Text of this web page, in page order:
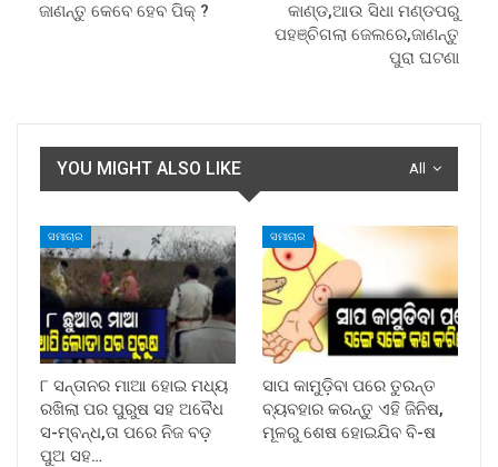
ଜାଣନ୍ତୁ କେବେ ହେବ ପିକ୍ ?
କାଣ୍ଡ,ଆଉ ସିଧା ମଣ୍ଡପରୁ
ପହଞ୍ଚିଗଲା ଜେଲରେ,ଜାଣନ୍ତୁ
ପୁରା ଘଟଣା
All
YOU MIGHT ALSO LIKE
ସମାଚାର
୮ ସନ୍ତାନର ମାଆ ହୋଇ ମଧ୍ୟ
ରଖିଲା ପର ପୁରୁଷ ସହ ଅବୈଧ
ସ-ମ୍ବନ୍ଧ,ତା ପରେ ନିଜ ବଡ଼
ପୁଅ ସହ…
ସମାଚାର
ସାପ କାମୁଡ଼ିବା ପରେ ତୁରନ୍ତ
ବ୍ୟବହାର କରନ୍ତୁ ଏହି ଜିନିଷ,
ମୂଳରୁ ଶେଷ ହୋଇଯିବ ବି-ଷ